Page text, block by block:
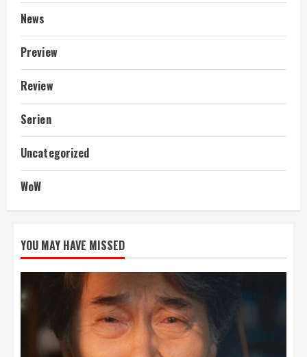
News
Preview
Review
Serien
Uncategorized
WoW
YOU MAY HAVE MISSED